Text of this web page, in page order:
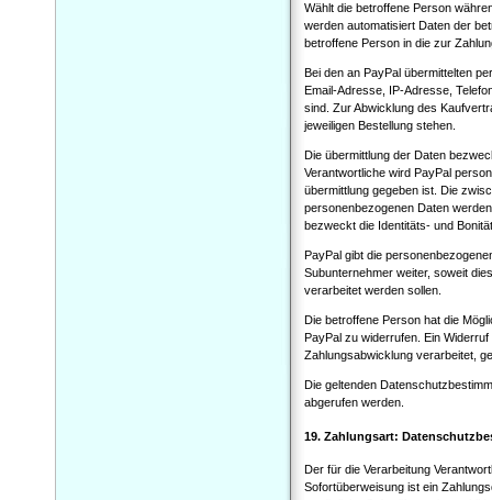
Wählt die betroffene Person
werden automatisiert Daten der
betroffene Person in die zur
Bei den an PayPal übermittelten
Email-Adresse, IP-Adresse,
sind. Zur Abwicklung des
jeweiligen Bestellung stehen.
Die übermittlung der Daten
Verantwortliche wird PayPal
übermittlung gegeben ist. Die
personenbezogenen Daten
bezweckt die Identitäts- und
PayPal gibt die
Subunternehmer weiter, soweit
verarbeitet werden sollen.
Die betroffene Person hat die
PayPal zu widerrufen. Ein
Zahlungsabwicklung verarbeitet,
Die geltenden
abgerufen werden.
19. Zahlungsart:
Der für die Verarbeitung
Sofortüberweisung ist ein